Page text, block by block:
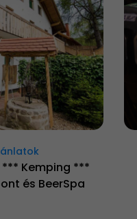
*** Kemping ***
és BeerSpa